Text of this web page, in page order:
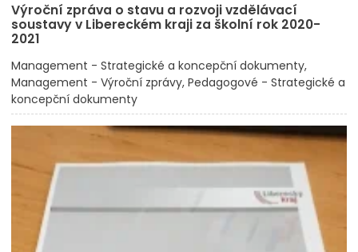
Výroční zpráva o stavu a rozvoji vzdělávací
soustavy v Libereckém kraji za školní rok 2020-
2021
Management - Strategické a koncepční dokumenty
Management - Výroční zprávy Pedagogové - Strategické a
koncepční dokumenty